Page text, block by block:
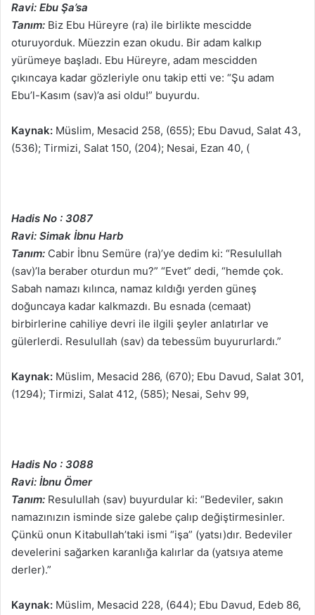
Ravi: Ebu Şa’sa
Tanım: Biz Ebu Hüreyre (ra) ile birlikte mescidde
oturuyorduk. Müezzin ezan okudu. Bir adam kalkıp
yürümeye başladı. Ebu Hüreyre, adam mescidden
çıkıncaya kadar gözleriyle onu takip etti ve: “Şu adam
Ebu’l-Kasım (sav)’a asi oldu!” buyurdu.
Kaynak: Müslim, Mesacid 258, (655); Ebu Davud, Salat 43,
(536); Tirmizi, Salat 150, (204); Nesai, Ezan 40, (
Hadis No : 3087
Ravi: Simak İbnu Harb
Tanım: Cabir İbnu Semüre (ra)’ye dedim ki: “Resulullah
(sav)’la beraber oturdun mu?” “Evet” dedi, “hemde çok.
Sabah namazı kılınca, namaz kıldığı yerden güneş
doğuncaya kadar kalkmazdı. Bu esnada (cemaat)
birbirlerine cahiliye devri ile ilgili şeyler anlatırlar ve
gülerlerdi. Resulullah (sav) da tebessüm buyururlardı.”
Kaynak: Müslim, Mesacid 286, (670); Ebu Davud, Salat 301,
(1294); Tirmizi, Salat 412, (585); Nesai, Sehv 99,
Hadis No : 3088
Ravi: İbnu Ömer
Tanım: Resulullah (sav) buyurdular ki: “Bedeviler, sakın
namazınızın isminde size galebe çalıp değiştirmesinler.
Çünkü onun Kitabullah’taki ismi “işa” (yatsı)dır. Bedeviler
develerini sağarken karanlığa kalırlar da (yatsıya ateme
derler).”
Kaynak: Müslim, Mesacid 228, (644); Ebu Davud, Edeb 86,